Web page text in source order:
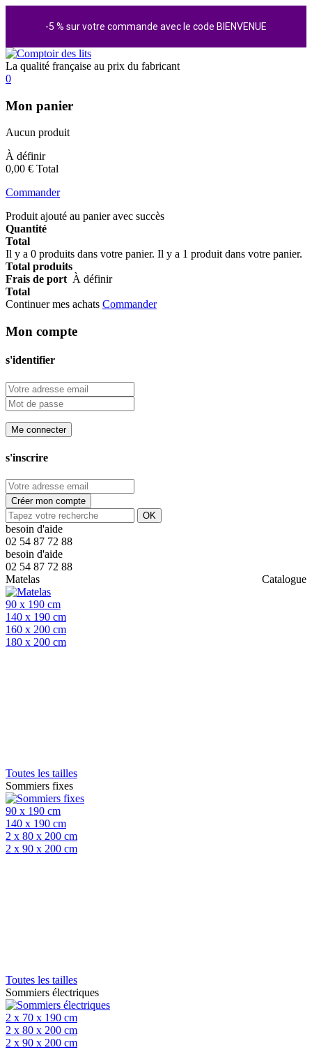
-5 % sur votre commande avec le code BIENVENUE
La qualité française au prix du fabricant
0
Mon panier
Aucun produit
À définir
0,00 € Total
Commander
Produit ajouté au panier avec succès
Quantité
Total
Il y a 0 produits dans votre panier. Il y a 1 produit dans votre panier.
Total produits
Frais de port À définir
Total
Continuer mes achats Commander
Mon compte
s'identifier
Me connecter
s'inscrire
Créer mon compte
OK
besoin d'aide
02 54 87 72 88
besoin d'aide
02 54 87 72 88
Catalogue
Matelas
90 x 190 cm
140 x 190 cm
160 x 200 cm
180 x 200 cm
Toutes les tailles
Sommiers fixes
90 x 190 cm
140 x 190 cm
2 x 80 x 200 cm
2 x 90 x 200 cm
Toutes les tailles
Sommiers électriques
2 x 70 x 190 cm
2 x 80 x 200 cm
2 x 90 x 200 cm